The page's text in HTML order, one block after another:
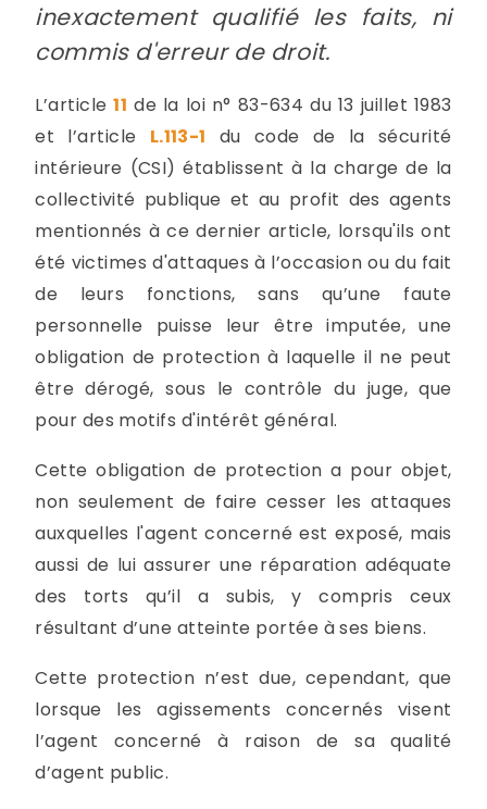
inexactement qualifié les faits, ni
commis d'erreur de droit.
L’article11 de la loi n° 83-634 du 13 juillet 1983
et l’article L.113-1 du code de la sécurité
intérieure (CSI) établissent à la charge de la
collectivité publique et au profit des agents
mentionnés à ce dernier article, lorsqu'ils ont
été victimes d'attaques à l’occasion ou du fait
de leurs fonctions, sans qu’une faute
personnelle puisse leur être imputée, une
obligation de protection à laquelle il ne peut
être dérogé, sous le contrôle du juge, que
pour des motifs d'intérêt général.
Cette obligation de protection a pour objet,
non seulement de faire cesser les attaques
auxquelles l'agent concerné est exposé, mais
aussi de lui assurer une réparation adéquate
des torts qu’il a subis, y compris ceux
résultant d’une atteinte portée à ses biens.
Cette protection n’est due, cependant, que
lorsque les agissements concernés visent
l’agent concerné à raison de sa qualité
d’agent public.